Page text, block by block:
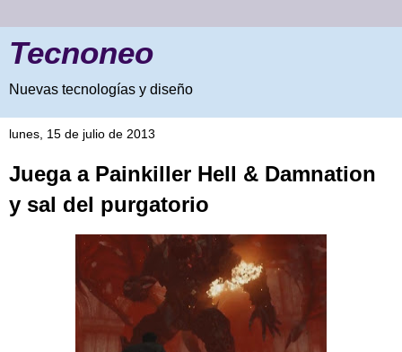
Tecnoneo
Nuevas tecnologías y diseño
lunes, 15 de julio de 2013
Juega a Painkiller Hell & Damnation
y sal del purgatorio